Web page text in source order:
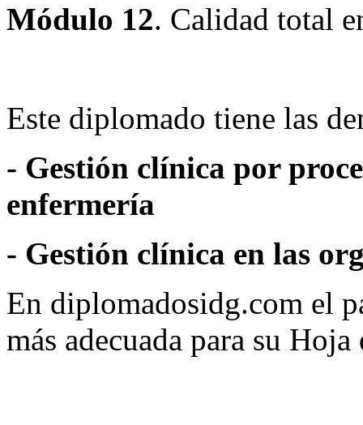
Módulo 12. Calidad total
Este diplomado tiene las
- Gestión clínica por
enfermería
- Gestión clínica en las
En diplomadosidg.com el
más adecuada para su